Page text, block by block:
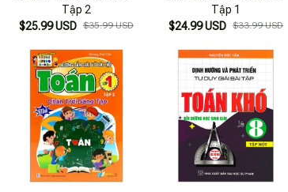
Tập 2
$25.99 USD $35.99 USD
Tập 1
$24.99 USD $33.99 USD